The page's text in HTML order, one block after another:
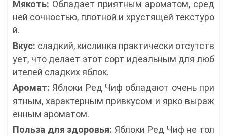
Мякоть: Обладает приятным ароматом, сред
ней сочностью, плотной и хрустящей текстуро
й.
Вкус: сладкий, кислинка практически отсутств
ует, что делает этот сорт идеальным для люб
ителей сладких яблок.
Аромат: Яблоки Ред Чиф обладают очень при
ятным, характерным привкусом и ярко выраж
енным ароматом.
Польза для здоровья: Яблоки Ред Чиф не тол